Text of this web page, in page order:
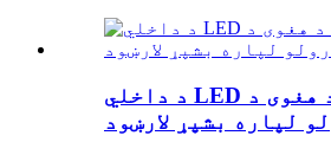
د داخلي LED نندارې او د هغوی د
لپاره بشپړ لارښود